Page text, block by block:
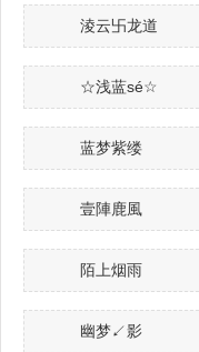
淩云卐龙道
☆浅蓝sé☆
蓝梦紫缕
壹陣鹿風
陌上烟雨
幽梦↙影